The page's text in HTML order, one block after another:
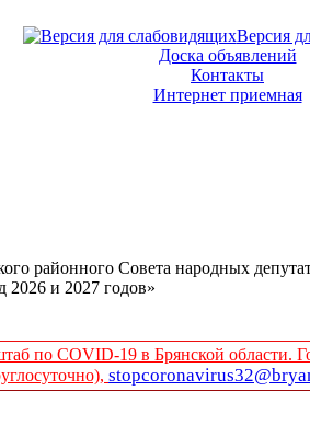
Версия
Доска объявлений
Контакты
Интернет приемная
районного Совета народных
2026 и 2027 годов»
по COVID-19 в Брянской области.